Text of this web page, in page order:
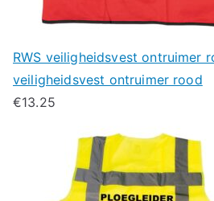
RWS veiligheidsvest ontruimer
veiligheidsvest ontruimer rood
€13.25